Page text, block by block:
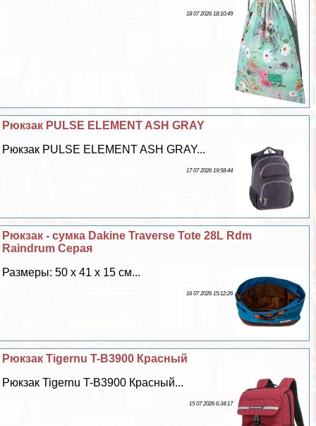
18 07 2026 18:10:49
Рюкзак PULSE ELEMENT ASH GRAY
Рюкзак PULSE ELEMENT ASH GRAY...
17 07 2026 19:58:44
Рюкзак - сумка Dakine Traverse Tote 28L Rdm
Raindrum Серая
Размеры: 50 x 41 x 15 см...
16 07 2026 15:12:26
Рюкзак Tigernu T-B3900 Красный
Рюкзак Tigernu T-B3900 Красный...
15 07 2026 6:34:17